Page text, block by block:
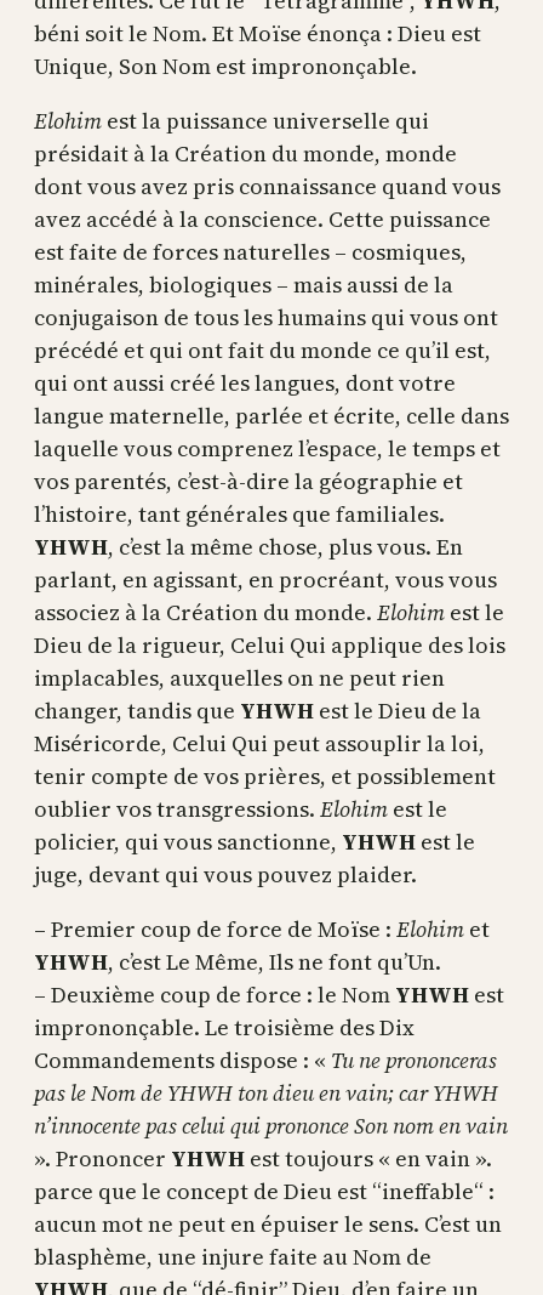
béni soit le Nom. Et Moïse énonça : Dieu est
Unique, Son Nom est imprononçable.
Elohim est la puissance universelle qui
présidait à la Création du monde, monde
dont vous avez pris connaissance quand vous
avez accédé à la conscience. Cette puissance
est faite de forces naturelles – cosmiques,
minérales, biologiques – mais aussi de la
conjugaison de tous les humains qui vous ont
précédé et qui ont fait du monde ce qu’il est,
qui ont aussi créé les langues, dont votre
langue maternelle, parlée et écrite, celle dans
laquelle vous comprenez l’espace, le temps et
vos parentés, c’est-à-dire la géographie et
l’histoire, tant générales que familiales.
YHWH, c’est la même chose, plus vous. En
parlant, en agissant, en procréant, vous vous
associez à la Création du monde. Elohim est le
Dieu de la rigueur, Celui Qui applique des lois
implacables, auxquelles on ne peut rien
changer, tandis que YHWH est le Dieu de la
Miséricorde, Celui Qui peut assouplir la loi,
tenir compte de vos prières, et possiblement
oublier vos transgressions. Elohim est le
policier, qui vous sanctionne, YHWH est le
juge, devant qui vous pouvez plaider.
– Premier coup de force de Moïse : Elohim et
YHWH, c’est Le Même, Ils ne font qu’Un.
– Deuxième coup de force : le Nom YHWH est
imprononçable. Le troisième des Dix
Commandements dispose : « Tu ne prononceras
pas le Nom de YHWH ton dieu en vain; car YHWH
n’innocente pas celui qui prononce Son nom en vain
». Prononcer YHWH est toujours « en vain ».
parce que le concept de Dieu est “ineffable“ :
aucun mot ne peut en épuiser le sens. C’est un
blasphème, une injure faite au Nom de